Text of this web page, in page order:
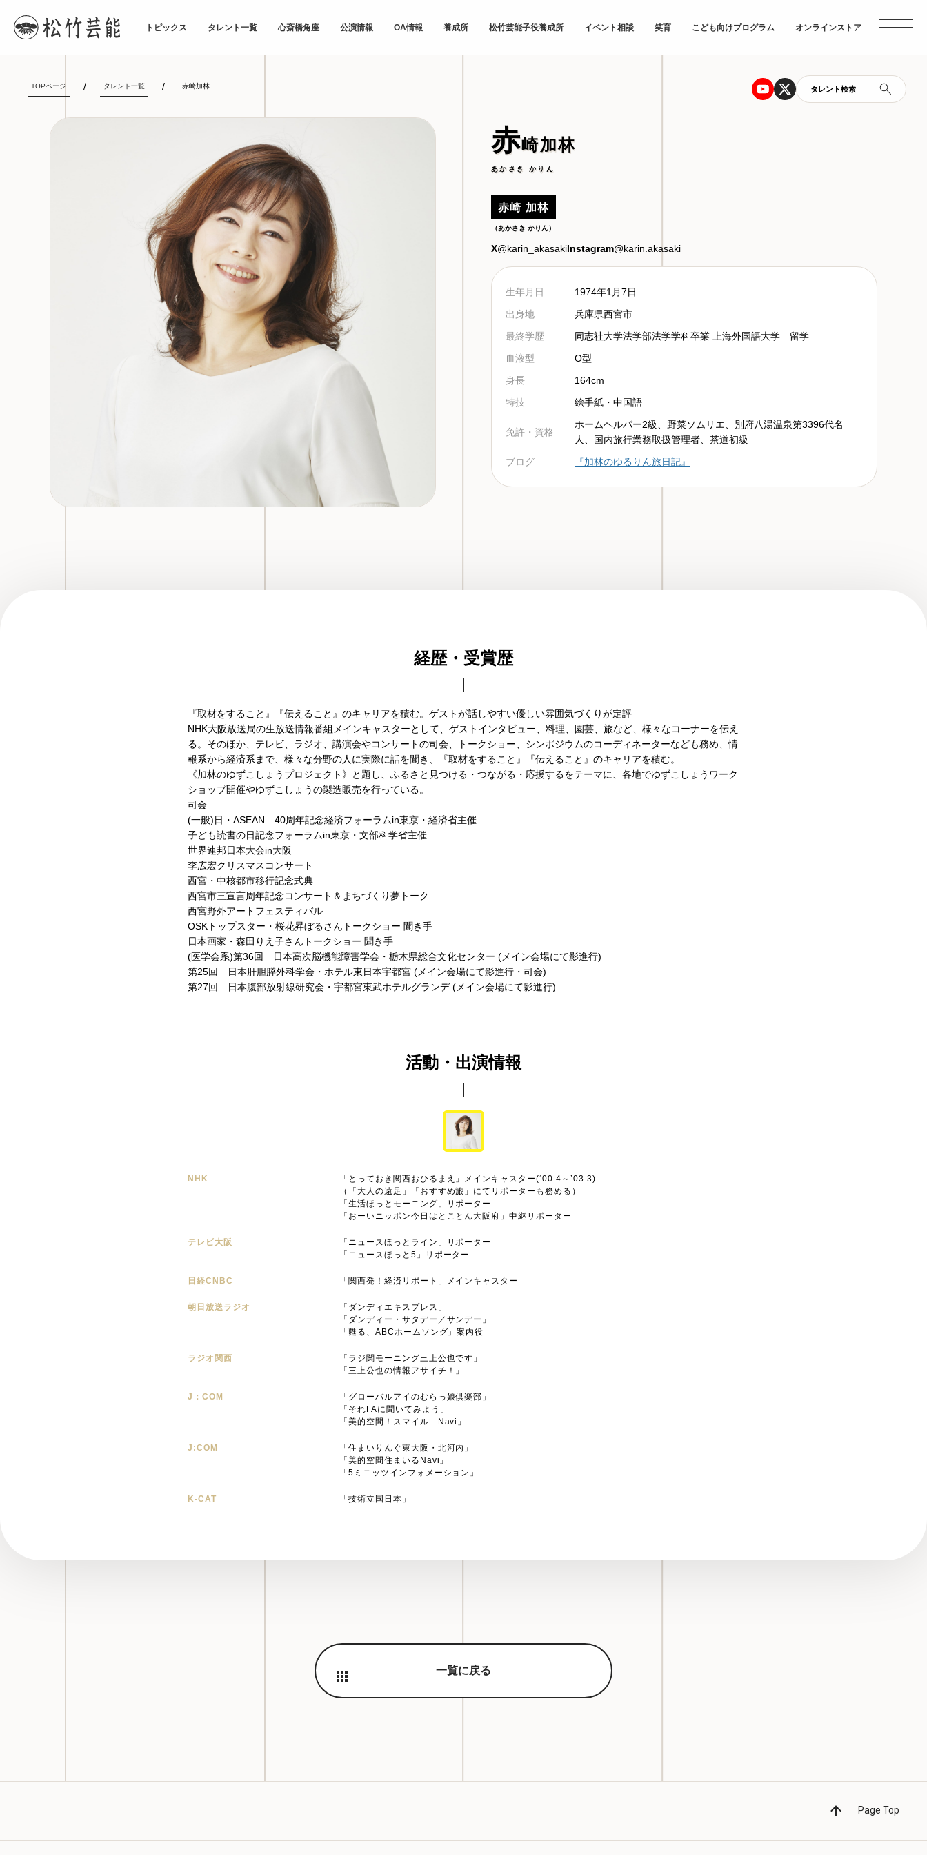
トピックス タレント一覧 心斎橋角座 公演情報 OA情報 養成所 松竹芸能子役養成所 イベント相談 笑育 こども向けプログラム オンラインストア
タレント検索
TOPページ タレント一覧 赤崎加林
赤崎加林
あかさき かりん
赤崎 加林
（あかさき かりん）
X@karin_akasakiInstagram@karin.akasaki
生年月日
1974年1月7日
出身地
兵庫県西宮市
最終学歴
同志社大学法学部法学学科卒業 上海外国語大学 留学
血液型
O型
身長
164cm
特技
絵手紙・中国語
免許・資格
ホームヘルパー2級、野菜ソムリエ、別府八湯温泉第3396代名
人、国内旅行業務取扱管理者、茶道初級
ブログ
『加林のゆるりん旅日記』
経歴・受賞歴
『取材をすること』『伝えること』のキャリアを積む。ゲストが話しやすい優しい雰囲気づくりが定評
NHK大阪放送局の生放送情報番組メインキャスターとして、ゲストインタビュー、料理、園芸、旅など、様々なコーナーを伝え
る。そのほか、テレビ、ラジオ、講演会やコンサートの司会、トークショー、シンポジウムのコーディネーターなども務め、情
報系から経済系まで、様々な分野の人に実際に話を聞き、『取材をすること』『伝えること』のキャリアを積む。
《加林のゆずこしょうプロジェクト》と題し、ふるさと見つける・つながる・応援するをテーマに、各地でゆずこしょうワーク
ショップ開催やゆずこしょうの製造販売を行っている。
司会
(一般)日・ASEAN 40周年記念経済フォーラムin東京・経済省主催
子ども読書の日記念フォーラムin東京・文部科学省主催
世界連邦日本大会in大阪
李広宏クリスマスコンサート
西宮・中核都市移行記念式典
西宮市三宣言周年記念コンサート＆まちづくり夢トーク
西宮野外アートフェスティバル
OSKトップスター・桜花昇ぼるさんトークショー 聞き手
日本画家・森田りえ子さんトークショー 聞き手
(医学会系)第36回 日本高次脳機能障害学会・栃木県総合文化センター (メイン会場にて影進行)
第25回 日本肝胆膵外科学会・ホテル東日本宇都宮 (メイン会場にて影進行・司会)
第27回 日本腹部放射線研究会・宇都宮東武ホテルグランデ (メイン会場にて影進行)
活動・出演情報
NHK
「とっておき関西おひるまえ」メインキャスター(‘00.4～’03.3)
（「大人の遠足」「おすすめ旅」にてリポーターも務める）
「生活ほっとモーニング」リポーター
「おーいニッポン今日はとことん大阪府」中継リポーター
テレビ大阪
「ニュースほっとライン」リポーター
「ニュースほっと5」リポーター
日経CNBC 「関西発！経済リポート」メインキャスター
朝日放送ラジオ
「ダンディエキスプレス」
「ダンディー・サタデー／サンデー」
「甦る、ABCホームソング」案内役
ラジオ関西
「ラジ関モーニング三上公也です」
「三上公也の情報アサイチ！」
J：COM
「グローバルアイのむらっ娘倶楽部」
「それFAに聞いてみよう」
「美的空間！スマイル Navi」
J:COM
「住まいりんぐ東大阪・北河内」
「美的空間住まいるNavi」
「5ミニッツインフォメーション」
K-CAT 「技術立国日本」
一覧に戻る
Page Top